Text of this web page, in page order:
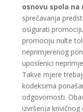
osnovu spola
sprečavanja
osigurati
promociju nulte
neprimjerenog
uposlenici
Takve mjere
kodeksima
odgovornosti.
izvršenja